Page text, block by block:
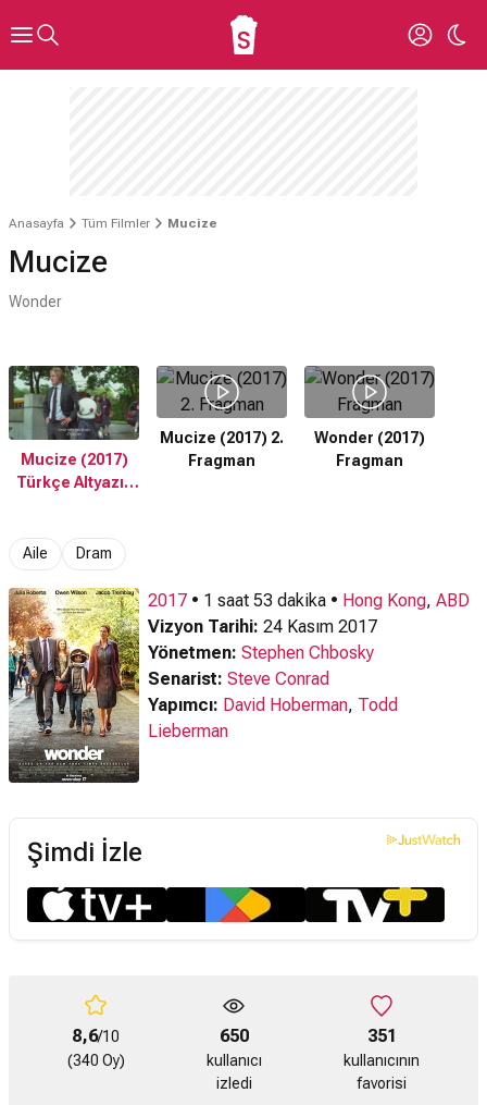
Anasayfa Tüm Filmler Mucize
Mucize
Wonder
Mucize (2017)
Türkçe Altyazılı
Mucize (2017) 2.
Fragman
Wonder (2017)
Fragman
Aile Dram
2017 • 1 saat 53 dakika • Hong Kong, ABD
Vizyon Tarihi: 24 Kasım 2017
Yönetmen: Stephen Chbosky
Senarist: Steve Conrad
Yapımcı: David Hoberman, Todd
Lieberman
Şimdi İzle
8,6/10
(340 Oy)
650
kullanıcı
izledi
351
kullanıcının
favorisi